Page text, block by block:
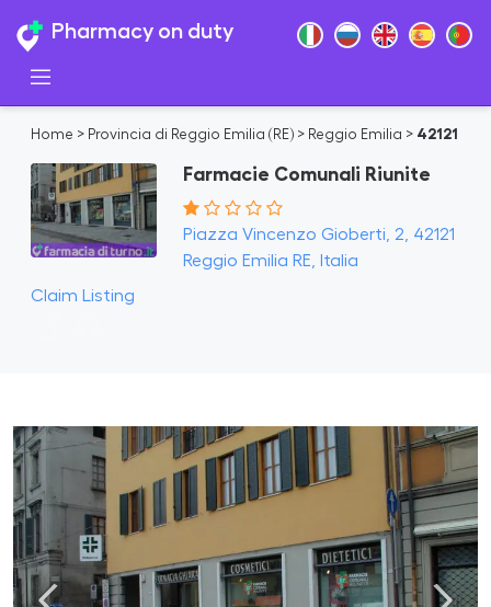
Pharmacy on duty
Home > Provincia di Reggio Emilia (RE) > Reggio Emilia > 42121
Farmacie Comunali Riunite
Piazza Vincenzo Gioberti, 2, 42121
Reggio Emilia RE, Italia
Claim Listing